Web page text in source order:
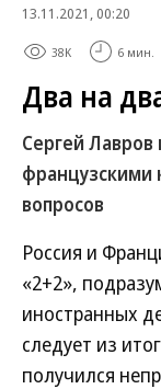
13.11.2021, 00:20
38K 6 мин.
Два на
Сергей
французскими
вопросов
Россия и
«2+2»,
иностранных
следует из
получился